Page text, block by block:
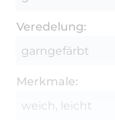
Veredelung:
garngefärbt
Merkmale:
weich, leicht